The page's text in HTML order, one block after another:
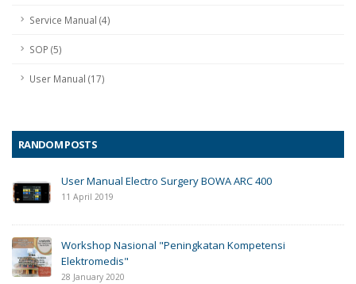
Service Manual (4)
SOP (5)
User Manual (17)
RANDOM POSTS
User Manual Electro Surgery BOWA ARC 400
11 April 2019
Workshop Nasional "Peningkatan Kompetensi
Elektromedis"
28 January 2020